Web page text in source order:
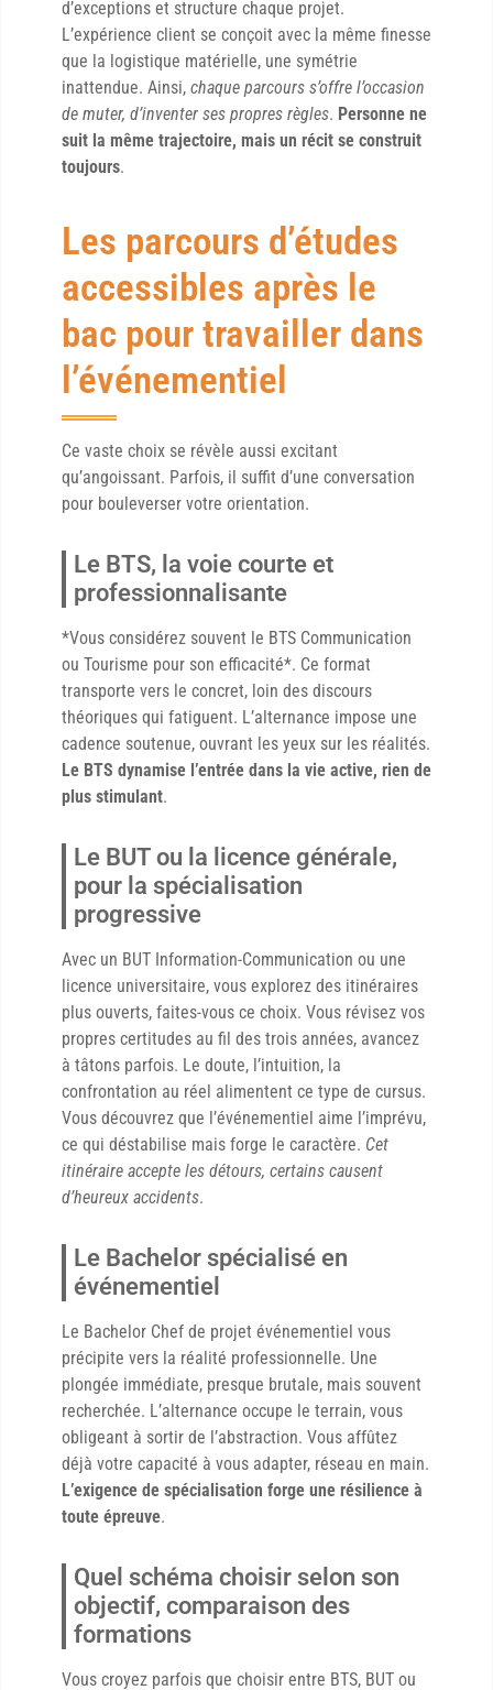
d’exceptions et structure chaque projet.
L’expérience client se conçoit avec la même finesse
que la logistique matérielle, une symétrie
inattendue. Ainsi, chaque parcours s’offre l’occasion
de muter, d’inventer ses propres règles. Personne ne
suit la même trajectoire, mais un récit se construit
toujours.
Les parcours d’études
accessibles après le
bac pour travailler dans
l’événementiel
Ce vaste choix se révèle aussi excitant
qu’angoissant. Parfois, il suffit d’une conversation
pour bouleverser votre orientation.
Le BTS, la voie courte et
professionnalisante
*Vous considérez souvent le BTS Communication
ou Tourisme pour son efficacité*. Ce format
transporte vers le concret, loin des discours
théoriques qui fatiguent. L’alternance impose une
cadence soutenue, ouvrant les yeux sur les réalités.
Le BTS dynamise l’entrée dans la vie active, rien de
plus stimulant.
Le BUT ou la licence générale,
pour la spécialisation
progressive
Avec un BUT Information-Communication ou une
licence universitaire, vous explorez des itinéraires
plus ouverts, faites-vous ce choix. Vous révisez vos
propres certitudes au fil des trois années, avancez
à tâtons parfois. Le doute, l’intuition, la
confrontation au réel alimentent ce type de cursus.
Vous découvrez que l’événementiel aime l’imprévu,
ce qui déstabilise mais forge le caractère. Cet
itinéraire accepte les détours, certains causent
d’heureux accidents.
Le Bachelor spécialisé en
événementiel
Le Bachelor Chef de projet événementiel vous
précipite vers la réalité professionnelle. Une
plongée immédiate, presque brutale, mais souvent
recherchée. L’alternance occupe le terrain, vous
obligeant à sortir de l’abstraction. Vous affûtez
déjà votre capacité à vous adapter, réseau en main.
L’exigence de spécialisation forge une résilience à
toute épreuve.
Quel schéma choisir selon son
objectif, comparaison des
formations
Vous croyez parfois que choisir entre BTS, BUT ou